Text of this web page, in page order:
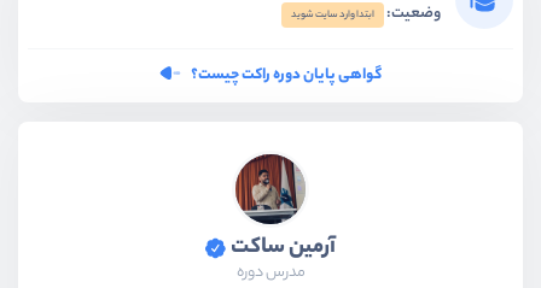
وضعیت: ابتدا وارد سایت شوید
گواهی پایان دوره راکت چیست؟
آرمین ساکت
مدرس دوره